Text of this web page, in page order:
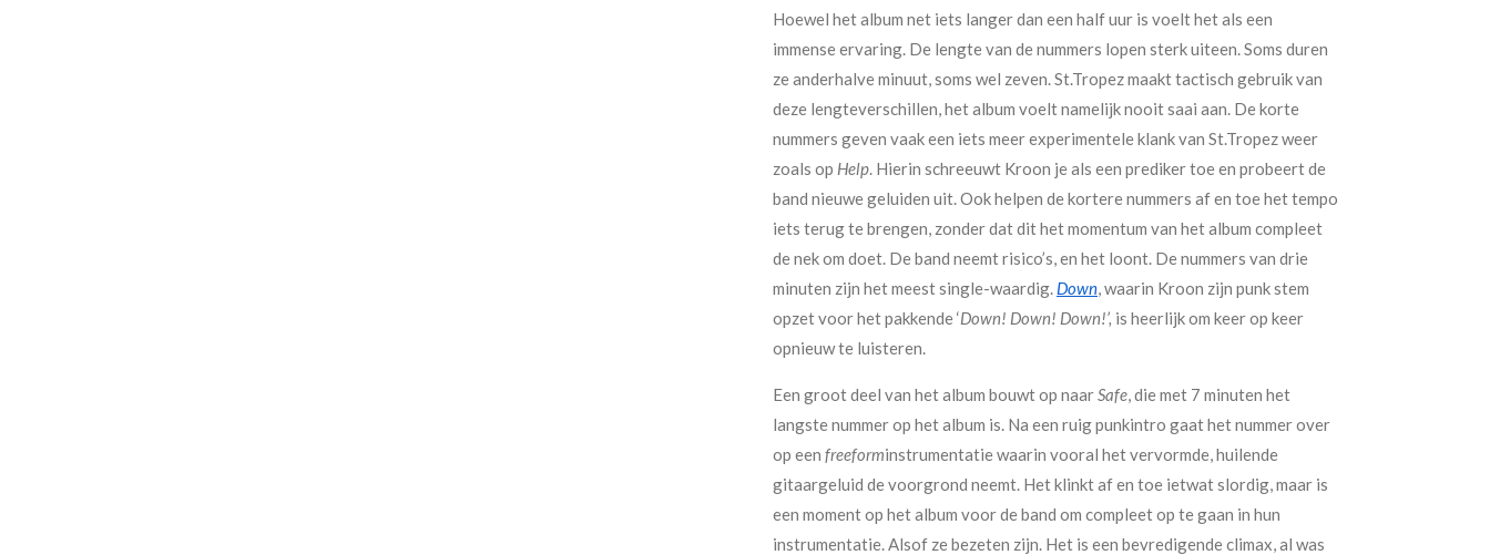
Hoewel het album net iets langer dan een half uur is voelt het als een
immense ervaring. De lengte van de nummers lopen sterk uiteen. Soms duren
ze anderhalve minuut, soms wel zeven. St.Tropez maakt tactisch gebruik van
deze lengteverschillen, het album voelt namelijk nooit saai aan. De korte
nummers geven vaak een iets meer experimentele klank van St.Tropez weer
zoals op Help. Hierin schreeuwt Kroon je als een prediker toe en probeert de
band nieuwe geluiden uit. Ook helpen de kortere nummers af en toe het tempo
iets terug te brengen, zonder dat dit het momentum van het album compleet
de nek om doet. De band neemt risico’s, en het loont. De nummers van drie
minuten zijn het meest single-waardig. Down, waarin Kroon zijn punk stem
opzet voor het pakkende ‘Down! Down! Down!’, is heerlijk om keer op keer
opnieuw te luisteren.
Een groot deel van het album bouwt op naarSafe, die met 7 minuten het
langste nummer op het album is. Na een ruig punkintro gaat het nummer over
op een freeforminstrumentatie waarin vooral het vervormde, huilende
gitaargeluid de voorgrond neemt. Het klinkt af en toe ietwat slordig, maar is
een moment op het album voor de band om compleet op te gaan in hun
instrumentatie. Alsof ze bezeten zijn. Het is een bevredigende climax, al was